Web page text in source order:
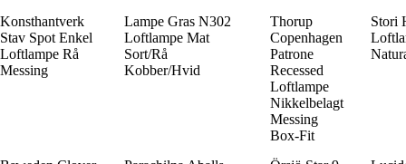
Konsthantverk
Stav Spot Enkel
Loftlampe Rå
Messing
Lampe Gras N302
Loftlampe Mat
Sort/Rå
Kobber/Hvid
Thorup
Copenhagen
Patrone
Recessed
Loftlampe
Nikkelbelagt
Messing
Box-Fit
Stori